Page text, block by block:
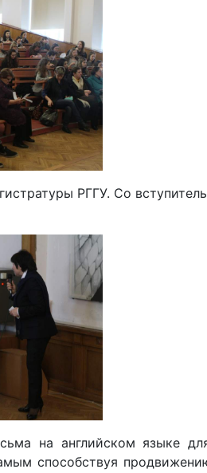
РГГУ. Со
на английском языке
способствуя